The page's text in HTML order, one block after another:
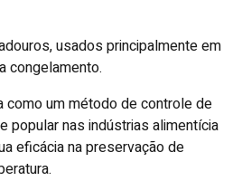
usados principalmente em
congelamento.
como um método de controle de
popular nas indústrias alimentícia
eficácia na preservação de